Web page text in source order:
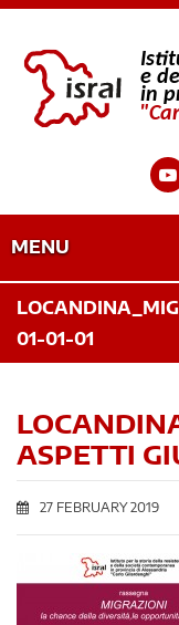
MENU
01-01-01
ASPETTI
27 FEBRUARY 2019